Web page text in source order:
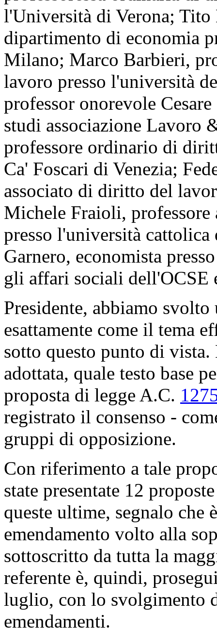
l'Università di Verona; Tito
dipartimento di economia
Milano; Marco Barbieri,
lavoro presso l'università
professor onorevole
studi associazione Lavoro
professore ordinario di
Ca' Foscari di Venezia;
associato di diritto del
Michele Fraioli,
presso l'università cattolica
Garnero, economista
gli affari sociali dell'OCSE
Presidente, abbiamo
esattamente come il tema
sotto questo punto di
adottata, quale testo base
proposta di legge A.C.
registrato il consenso -
gruppi di opposizione.
Con riferimento a tale
state presentate 12
queste ultime, segnalo che
emendamento volto alla
sottoscritto da tutta la
referente è, quindi,
luglio, con lo svolgimento
emendamenti.